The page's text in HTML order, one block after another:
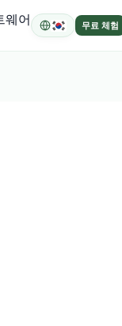
무료 체험